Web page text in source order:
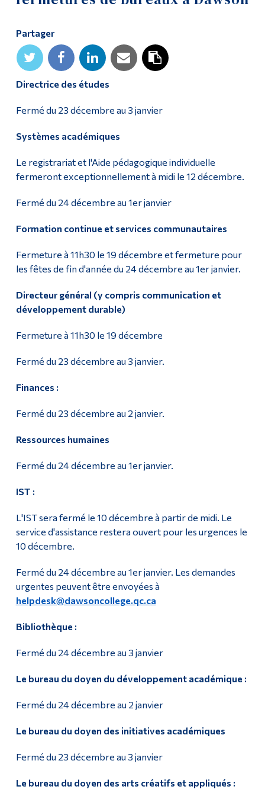
Partager
Directrice des études
Fermé du 23 décembre au 3 janvier
Systèmes académiques
Le registrariat et l'Aide pédagogique individuelle
fermeront exceptionnellement à midi le 12 décembre.
Fermé du 24 décembre au 1er janvier
Formation continue et services communautaires
Fermeture à 11h30 le 19 décembre et fermeture pour
les fêtes de fin d'année du 24 décembre au 1er janvier.
Directeur général (y compris communication et
développement durable)
Fermeture à 11h30 le 19 décembre
Fermé du 23 décembre au 3 janvier.
Finances :
Fermé du 23 décembre au 2 janvier.
Ressources humaines
Fermé du 24 décembre au 1er janvier.
IST :
L'IST sera fermé le 10 décembre à partir de midi. Le
service d'assistance restera ouvert pour les urgences le
10 décembre.
Fermé du 24 décembre au 1er janvier. Les demandes
urgentes peuvent être envoyées à
helpdesk@dawsoncollege.qc.ca
Bibliothèque :
Fermé du 24 décembre au 3 janvier
Le bureau du doyen du développement académique :
Fermé du 24 décembre au 2 janvier
Le bureau du doyen des initiatives académiques
Fermé du 23 décembre au 3 janvier
Le bureau du doyen des arts créatifs et appliqués :